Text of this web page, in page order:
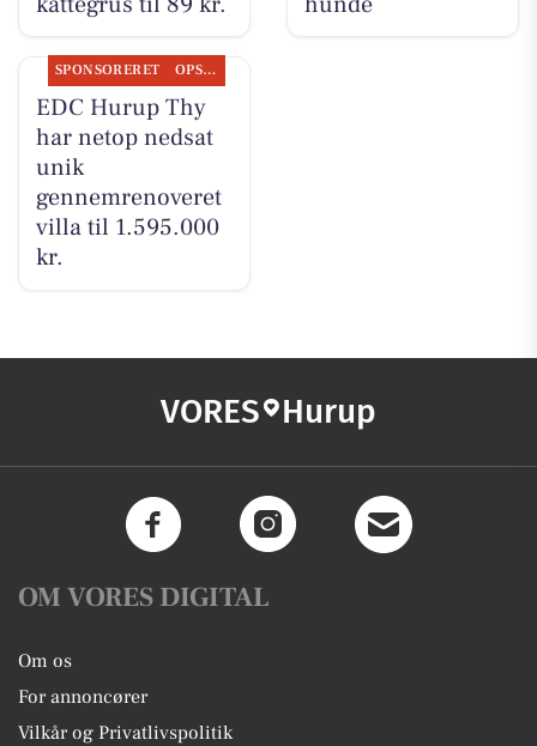
SPONSORERET OPSLAGSTAVLEN
EDC Hurup Thy
har netop nedsat
unik
gennemrenoveret
villa til 1.595.000
kr.
VORES Hurup
OM VORES DIGITAL
Om os
For annoncører
Vilkår og Privatlivspolitik